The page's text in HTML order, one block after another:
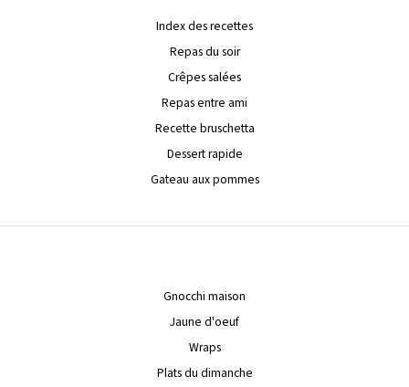
Index des recettes
Repas du soir
Crêpes salées
Repas entre ami
Recette bruschetta
Dessert rapide
Gateau aux pommes
Gnocchi maison
Jaune d'oeuf
Wraps
Plats du dimanche